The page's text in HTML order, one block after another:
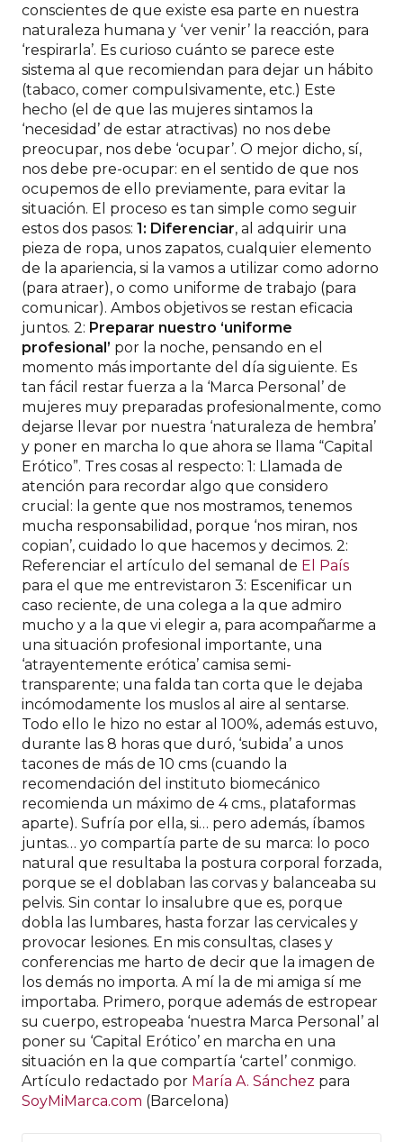
conscientes de que existe esa parte en nuestra
naturaleza humana y ‘ver venir’ la reacción, para
‘respirarla’. Es curioso cuánto se parece este
sistema al que recomiendan para dejar un hábito
(tabaco, comer compulsivamente, etc.) Este
hecho (el de que las mujeres sintamos la
‘necesidad’ de estar atractivas) no nos debe
preocupar, nos debe ‘ocupar’. O mejor dicho, sí,
nos debe pre-ocupar: en el sentido de que nos
ocupemos de ello previamente, para evitar la
situación. El proceso es tan simple como seguir
estos dos pasos: 1: Diferenciar, al adquirir una
pieza de ropa, unos zapatos, cualquier elemento
de la apariencia, si la vamos a utilizar como adorno
(para atraer), o como uniforme de trabajo (para
comunicar). Ambos objetivos se restan eficacia
juntos. 2: Preparar nuestro ‘uniforme
profesional’ por la noche, pensando en el
momento más importante del día siguiente. Es
tan fácil restar fuerza a la ‘Marca Personal’ de
mujeres muy preparadas profesionalmente, como
dejarse llevar por nuestra ‘naturaleza de hembra’
y poner en marcha lo que ahora se llama “Capital
Erótico”. Tres cosas al respecto: 1: Llamada de
atención para recordar algo que considero
crucial: la gente que nos mostramos, tenemos
mucha responsabilidad, porque ‘nos miran, nos
copian’, cuidado lo que hacemos y decimos. 2:
Referenciar el artículo del semanal de El País
para el que me entrevistaron 3: Escenificar un
caso reciente, de una colega a la que admiro
mucho y a la que vi elegir a, para acompañarme a
una situación profesional importante, una
‘atrayentemente erótica’ camisa semi-
transparente; una falda tan corta que le dejaba
incómodamente los muslos al aire al sentarse.
Todo ello le hizo no estar al 100%, además estuvo,
durante las 8 horas que duró, ‘subida’ a unos
tacones de más de 10 cms (cuando la
recomendación del instituto biomecánico
recomienda un máximo de 4 cms., plataformas
aparte). Sufría por ella, si… pero además, íbamos
juntas… yo compartía parte de su marca: lo poco
natural que resultaba la postura corporal forzada,
porque se el doblaban las corvas y balanceaba su
pelvis. Sin contar lo insalubre que es, porque
dobla las lumbares, hasta forzar las cervicales y
provocar lesiones. En mis consultas, clases y
conferencias me harto de decir que la imagen de
los demás no importa. A mí la de mi amiga sí me
importaba. Primero, porque además de estropear
su cuerpo, estropeaba ‘nuestra Marca Personal’ al
poner su ‘Capital Erótico’ en marcha en una
situación en la que compartía ‘cartel’ conmigo.
Artículo redactado por María A. Sánchez para
SoyMiMarca.com (Barcelona)